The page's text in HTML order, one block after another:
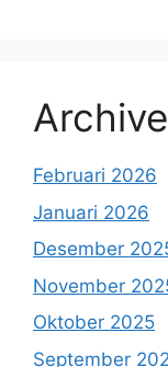
Februari 2026
Januari 2026
Desember
November
Oktober 2025
September